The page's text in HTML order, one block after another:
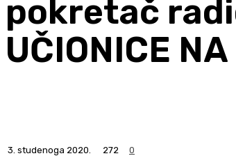
pokretač
UČIONICE
3. studenoga 2020. 272 0